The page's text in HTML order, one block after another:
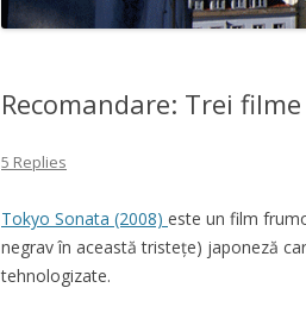
Recomandare: Trei
5 Replies
Tokyo Sonata (2008) este un film
negrav în această tristețe) japoneză
tehnologizate.